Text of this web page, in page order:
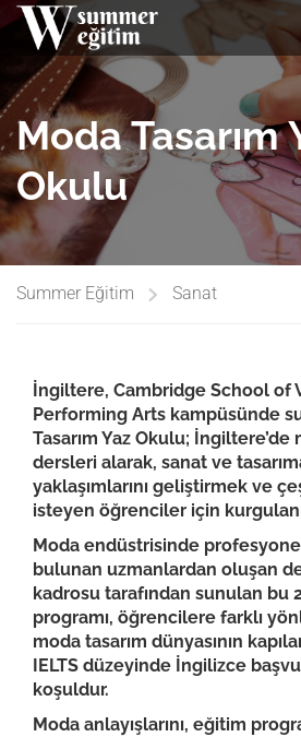
Moda Tasarım
Okulu
Summer Eğitim Sanat
İngiltere, Cambridge School of
Performing Arts kampüsünde
Tasarım Yaz Okulu; İngiltere’de
dersleri alarak, sanat ve
yaklaşımlarını geliştirmek ve
isteyen öğrenciler için
Moda endüstrisinde
bulunan uzmanlardan oluşan
kadrosu tarafından sunulan bu
programı, öğrencilere farklı
moda tasarım dünyasının
IELTS düzeyinde İngilizce
koşuldur.
Moda anlayışlarını, eğitim